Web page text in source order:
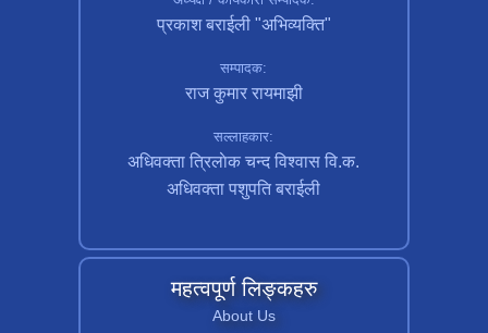
प्रकाश बराईली "अभिव्यक्ति"
सम्पादक:
राज कुमार रायमाझी
सल्लाहकार:
अधिवक्ता त्रिलाेक चन्द विश्वास वि.क.
अधिवक्ता पशुपति बराईली
महत्वपूर्ण लिङ्कहरु
About Us